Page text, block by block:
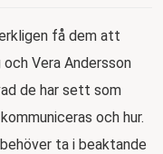
få dem att
Vera Andersson
de har sett som
och hur.
ta i beaktande